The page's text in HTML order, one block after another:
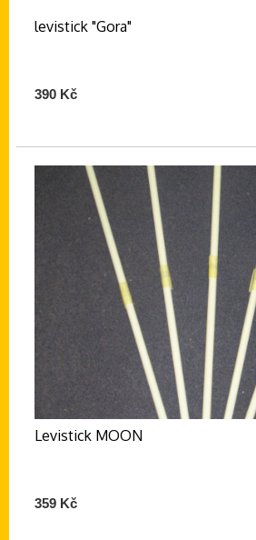
levistick "Gora"
390 Kč
Levistick MOON
359 Kč